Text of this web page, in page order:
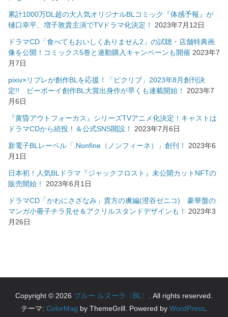
累計1000万DL超の大人気オリジナルBLコミック『体感予報』が
樋口幸平、増子敦貴主演でTVドラマ化決定！
2023年7月12日
ドラマCD「食べてもおいしくありません2」の試聴・店舗特典画
像を公開！コミックス5巻と連動購入キャンペーンも開催 2023年7
月7日
pixiv×リブレが創作BLを応援！「ピクリブ」2023年8月創刊決
定!! ビーボーイ創作BL大賞出身作が早くも連載開始！
2023年7
月6日
『黄昏アウトフォーカス』シリーズTVアニメ化決定！キャストは
ドラマCDから続投！＆公式SNS開設！
2023年7月6日
新電子BLレーベル「.Nonfine（ノンフィーネ）」創刊！
2023年6
月1日
日本初！人気BLドラマ『ジャックフロスト』未公開カットNFTの
販売開始！
2023年6月1日
ドラマCD「かわにさざなみ」貴方の虜編(澄谷ゼニコ) 豪華盤の
マンガ小冊子チラ見せ＆アクリルスタンドデザインも！
2023年3
月26日
Copyright © 2026 ブルー ルヌーラ〈BL〉 . All rights reserved.
テーマ: ColorMag by ThemeGrill. Powered by WordPress.